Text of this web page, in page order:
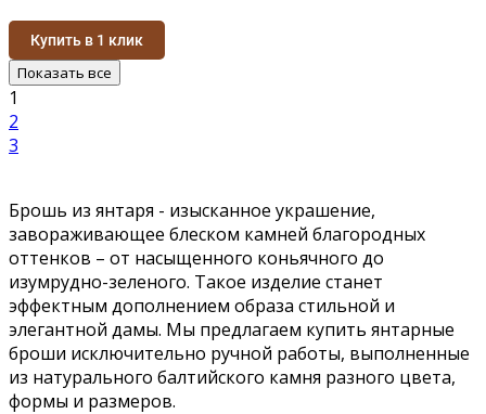
Купить в 1 клик
Показать все
1
2
3
Брошь из янтаря - изысканное украшение,
завораживающее блеском камней благородных
оттенков – от насыщенного коньячного до
изумрудно-зеленого. Такое изделие станет
эффектным дополнением образа стильной и
элегантной дамы. Мы предлагаем купить янтарные
броши исключительно ручной работы, выполненные
из натурального балтийского камня разного цвета,
формы и размеров.